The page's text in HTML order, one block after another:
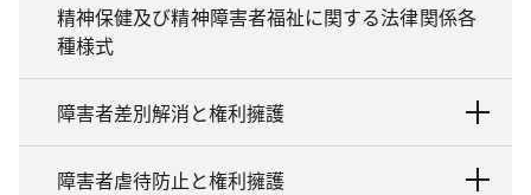
精神保健及び精神障害者福祉に関する法律関係各
種様式
障害者差別解消と権利擁護
障害者虐待防止と権利擁護